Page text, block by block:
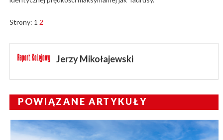
Strony: 1 2
Jerzy Mikołajewski
POWIĄZANE ARTYKUŁY